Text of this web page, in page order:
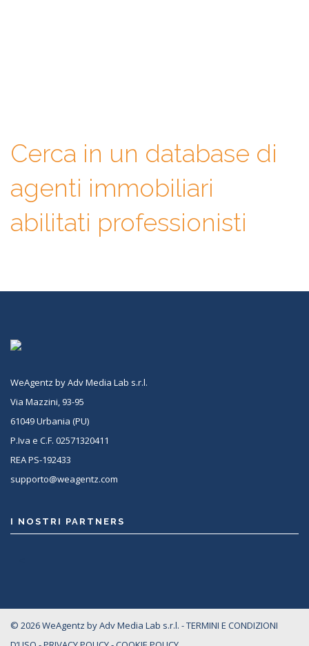
Cerca in un database di
agenti immobiliari
abilitati professionisti
WeAgentz by Adv Media Lab s.r.l.
Via Mazzini, 93-95
61049 Urbania (PU)
P.Iva e C.F. 02571320411
REA PS-192433
supporto@weagentz.com
I NOSTRI PARTNERS
© 2026 WeAgentz by Adv Media Lab s.r.l. -TERMINI E CONDIZIONI